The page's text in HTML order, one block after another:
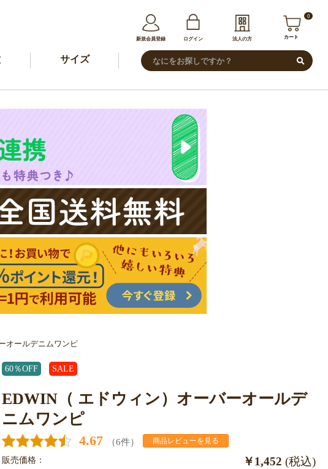
新規会員登録 ログイン 法人の方
0
カート
サイズ
オールデニムワンピ
60％OFF SALE
EDWIN（ エドウィン）オーバーオールデ
ニムワンピ
4.67 （6件） 商品レビューを見る
販売価格： ￥1,452 (税込)